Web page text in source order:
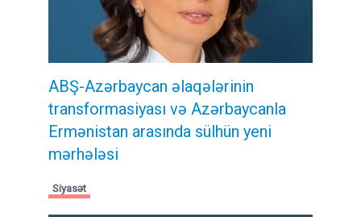
ABŞ-Azərbaycan əlaqələrinin
transformasiyası və Azərbaycanla
Ermənistan arasında sülhün yeni
mərhələsi
Siyasət